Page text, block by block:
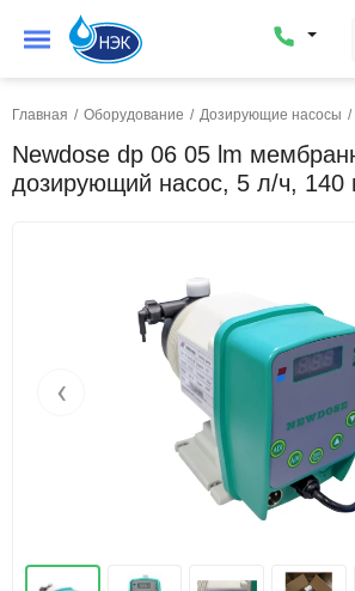
Главная / Оборудование / Дозирующие насосы /
Newdose dp 06 05 lm
дозирующий насос, 5 л/ч, 140
‹